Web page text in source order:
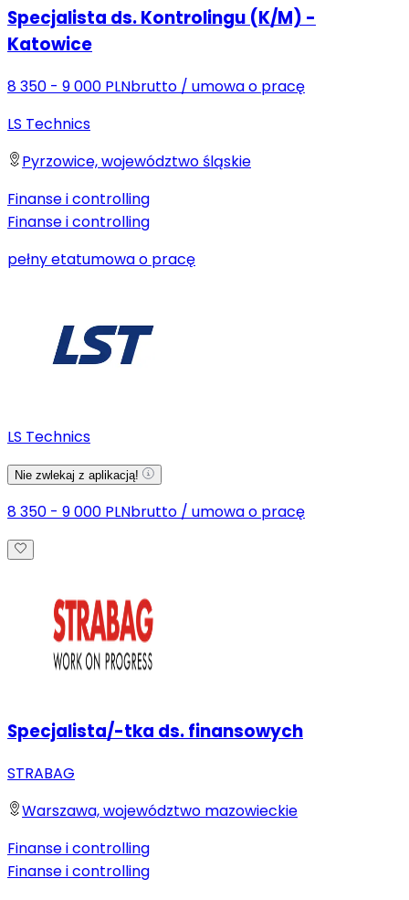
Specjalista ds. Kontrolingu (K/M) -
Katowice
8 350 - 9 000 PLNbrutto / umowa o pracę
LS Technics
Pyrzowice, województwo śląskie
Finanse i controlling
Finanse i controlling
pełny etatumowa o pracę
LS Technics
Nie zwlekaj z aplikacją!
8 350 - 9 000 PLNbrutto / umowa o pracę
Specjalista/-tka ds. finansowych
STRABAG
Warszawa, województwo mazowieckie
Finanse i controlling
Finanse i controlling